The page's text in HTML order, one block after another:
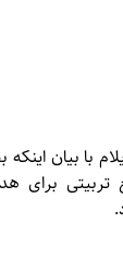
با بیان
برای